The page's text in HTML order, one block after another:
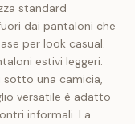
standard
dai pantaloni che
per look casual.
estivi leggeri.
sotto una camicia,
versatile è adatto
informali. La